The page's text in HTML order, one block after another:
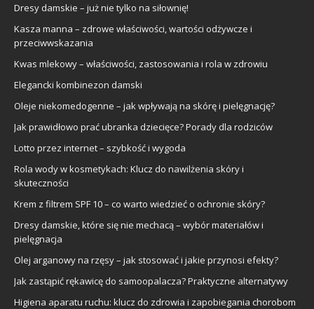
Dresy damskie – już nie tylko na siłownię!
Kasza manna – zdrowe właściwości, wartości odżywcze i
przeciwwskazania
Kwas mlekowy – właściwości, zastosowania i rola w zdrowiu
Elegancki kombinezon damski
Oleje niekomedogenne – jak wpływają na skórę i pielęgnację?
Jak prawidłowo prać ubranka dziecięce? Porady dla rodziców
Lotto przez internet – szybkość i wygoda
Rola wody w kosmetykach: Klucz do nawilżenia skóry i
skuteczności
Krem z filtrem SPF 10 – co warto wiedzieć o ochronie skóry?
Dresy damskie, które się nie mechacą – wybór materiałów i
pielęgnacja
Olej arganowy na rzęsy – jak stosować i jakie przynosi efekty?
Jak zastąpić rękawicę do samoopalacza? Praktyczne alternatywy
Higiena aparatu ruchu: klucz do zdrowia i zapobiegania chorobom